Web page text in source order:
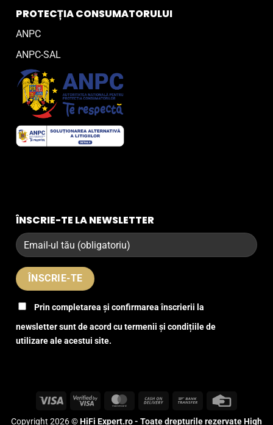
PROTECȚIA CONSUMATORULUI
ANPC
ANPC-SAL
ÎNSCRIE-TE LA NEWSLETTER
Prin completarea și confirmarea înscrierii la
newsletter sunt de acord cu termenii și condițiile de
utilizare ale acestui site.
Visa
Visa
MasterCardCash
Bank
Copyright 2026 ©HiFi Expert.ro - Toate drepturile rezervate High